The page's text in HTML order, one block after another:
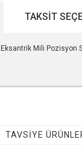
TAKSIT
Mili Pozisyon
için teşekkür ederiz.
TAVSİYE